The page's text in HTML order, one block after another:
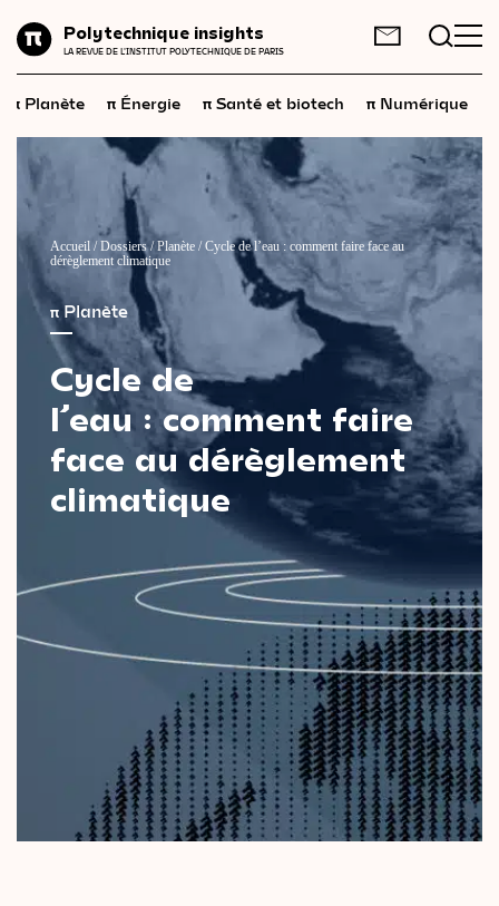
Polytechnique insights
LA REVUE DE L'INSTITUT POLYTECHNIQUE DE PARIS
Énergie
Santé
et biotech
Numérique
Économie
Industrie
Science et technologies
Société
Géopolitique
Neurosciences
3,14
Vidéos
& Podcast
FR EN
π Planète π Énergie π Santé et biotech π Numérique
Accueil /Dossiers/Planète /Cycle de l’eau : comment faire face au
dérèglement climatique
π Planète
Cycle de
l’eau : comment faire
face au dérèglement
climatique